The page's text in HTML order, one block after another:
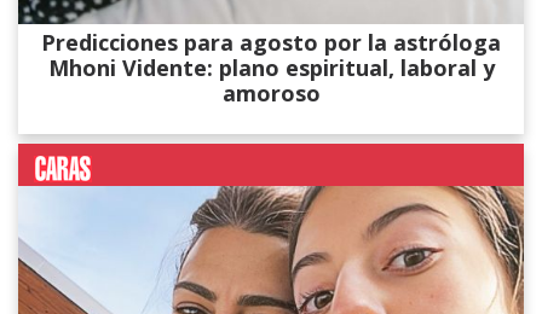
Predicciones para agosto por la astróloga
Mhoni Vidente: plano espiritual, laboral y
amoroso